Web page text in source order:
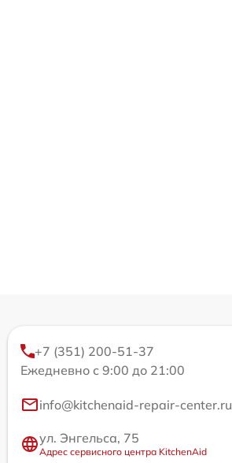
+7 (351) 200-51-37
Ежедневно с 9:00 до 21:00
info@kitchenaid-repair-center.ru
ул. Энгельса, 75
Адрес сервисного центра KitchenAid